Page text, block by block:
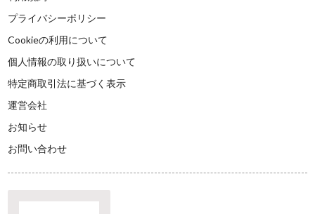
プライバシーポリシー
Cookieの利用について
個人情報の取り扱いについて
特定商取引法に基づく表示
運営会社
お知らせ
お問い合わせ